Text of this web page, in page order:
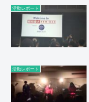
活動レポート
活動レポート